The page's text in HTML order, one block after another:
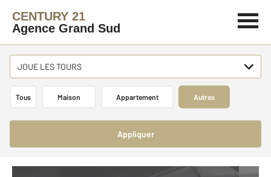
CENTURY 21
Agence Grand Sud
JOUE LES TOURS
Tous Maison Appartement Autres
Appliquer